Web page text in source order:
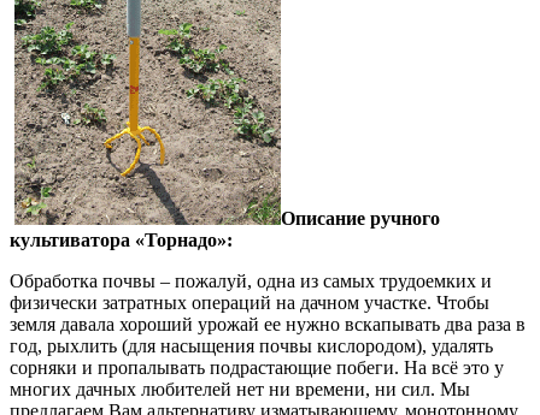
Описание ручного
культиватора «Торнадо»:
Обработка почвы – пожалуй, одна из самых трудоемких и
физически затратных операций на дачном участке. Чтобы
земля давала хороший урожай ее нужно вскапывать два раза в
год, рыхлить (для насыщения почвы кислородом), удалять
сорняки и пропалывать подрастающие побеги. На всё это у
многих дачных любителей нет ни времени, ни сил. Мы